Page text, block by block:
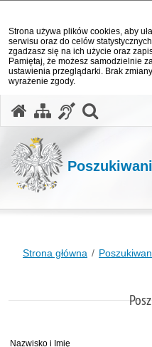
Strona używa plików cookies, aby
serwisu oraz do celów
zgadzasz się na ich użycie oraz
Pamiętaj, że możesz samodzielnie
ustawienia przeglądarki. Brak
wyrażenie zgody.
Poszukiwani
Strona główna
Nazwisko i Imię